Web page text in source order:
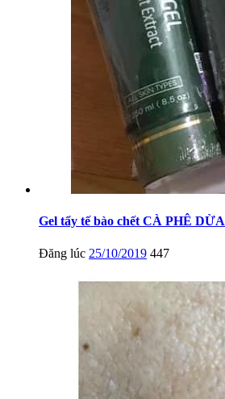
Gel tẩy tế bào chết CÀ PHÊ DỪA
Đăng lúc 25/10/2019 447